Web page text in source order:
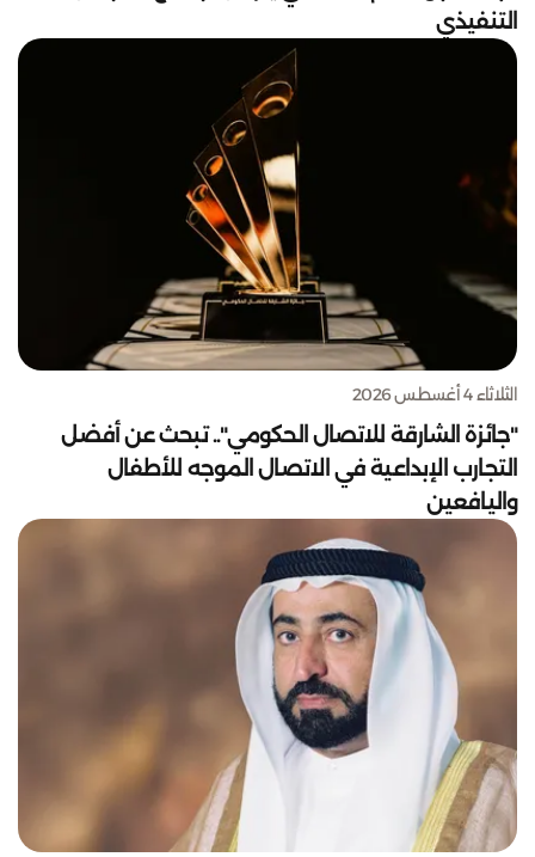
التنفيذي
الثلاثاء 4 أغسطس 2026
"جائزة الشارقة للاتصال الحكومي".. تبحث عن أفضل
التجارب الإبداعية في الاتصال الموجه للأطفال
واليافعين